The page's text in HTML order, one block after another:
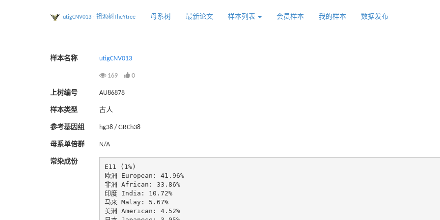
utigCNV013 - 祖源树TheYtree 母系树 最新论文 样本列表 会员样本 我的样本 数据发布
样本名称 utigCNV013
169 0
上树编号 AU86878
样本类型 古人
参考基因组 hg38 / GRCh38
母系单倍群 N/A
常染成份
E11 (1%)
欧洲 European: 41.96%
非洲 African: 33.86%
印度 India: 10.72%
马来 Malay: 5.67%
美洲 American: 4.52%